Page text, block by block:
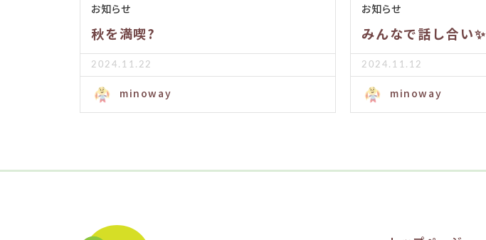
お知らせ
秋を満喫?
2024.11.22
minoway
お知らせ
みんなで話し合い✨
2024.11.12
minoway